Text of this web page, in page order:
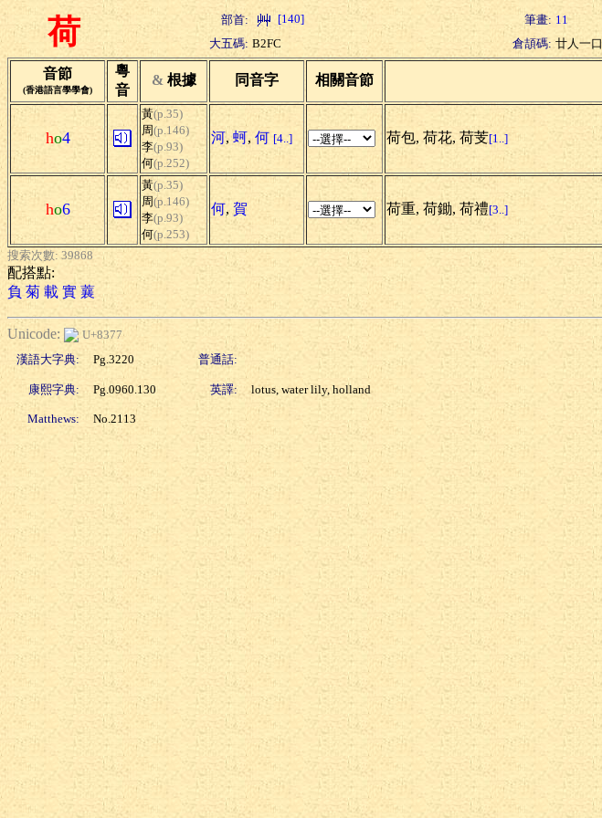
荷 部首: [140] 筆畫: 11
大五碼: B2FC 倉頡碼: 廿人一口
音節
(香港語言學學會)
粵
音
& 根據 同音字 相關音節
ho4
黃(p.35)
周(p.146)
李(p.93)
何(p.252)
河, 蚵, 何 [4..] 荷包, 荷花, 荷芰[1..]
ho6
黃(p.35)
周(p.146)
李(p.93)
何(p.253)
何, 賀 荷重, 荷鋤, 荷禮[3..]
搜索次數: 39868
配搭點:
負 菊 載 實 蘘
Unicode:
U+8377
漢語大字典:
Pg.3220 普通話:
康熙字典: Pg.0960.130 英譯: lotus, water lily, holland
Matthews: No.2113